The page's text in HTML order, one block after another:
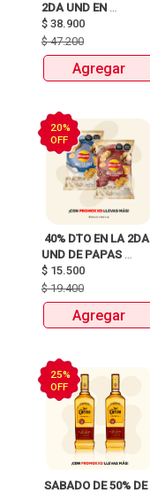
2DA UND EN
CERVEZA CLUB
COLOMBIA 330 ML
LATA X 6 UNIDADES
ANTES:$47.200
$ 38.900
$47.200
Agregar
20%
OFF
40% DTO EN LA 2DA
UND DE PAPAS
MARGARITA RECETA
CLASICA X 120G Y
115G
$ 15.500
$19.400
Agregar
25%
OFF
SABADO DE 50% DE